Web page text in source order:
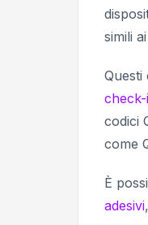
simili
Questi
codici
come
È
adesivi,